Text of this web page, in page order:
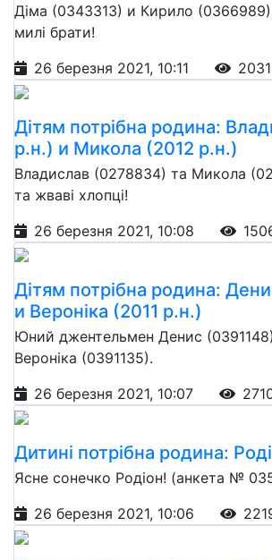
Діма (0343313) и Кирило
милі брати!
26 березня 2021, 10:11
2031
Дітям потрібна родина:
р.н.) и Микола (2012 р.н.)
Владислав (0278834) та Микола
та жваві хлопці!
26 березня 2021, 10:08
Дітям потрібна родина:
и Вероніка (2011 р.н.)
Юний джентельмен Денис
Вероніка (0391135).
26 березня 2021, 10:07
Дитині потрібна родина:
Ясне сонечко Родіон! (анкета №
26 березня 2021, 10:06